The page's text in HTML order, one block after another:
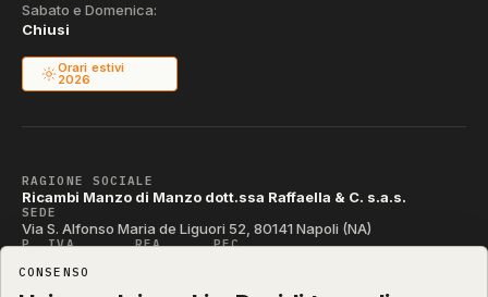
Sabato e Domenica:
Chiusi
Orari estivi
2026
RAGIONE SOCIALE
Ricambi Manzo di Manzo dott.ssa Raffaella & C. s.a.s.
SEDE
Via S. Alfonso Maria de Liguori 52, 80141 Napoli (NA)
P. IVA REA PEC
CODICE SDI
T04ZHR3
CONSENSO